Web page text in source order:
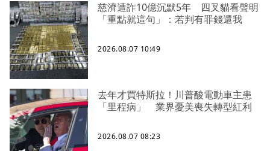
慈濟遭詐10億沉默5年 四叉貓看聲明
「重點就這句」：若判有罪錢還我
2026.08.07 10:49
去年才買特斯拉！川普酸電動車主患
「里程病」 業界憂美喪失轉型紅利
2026.08.07 08:23